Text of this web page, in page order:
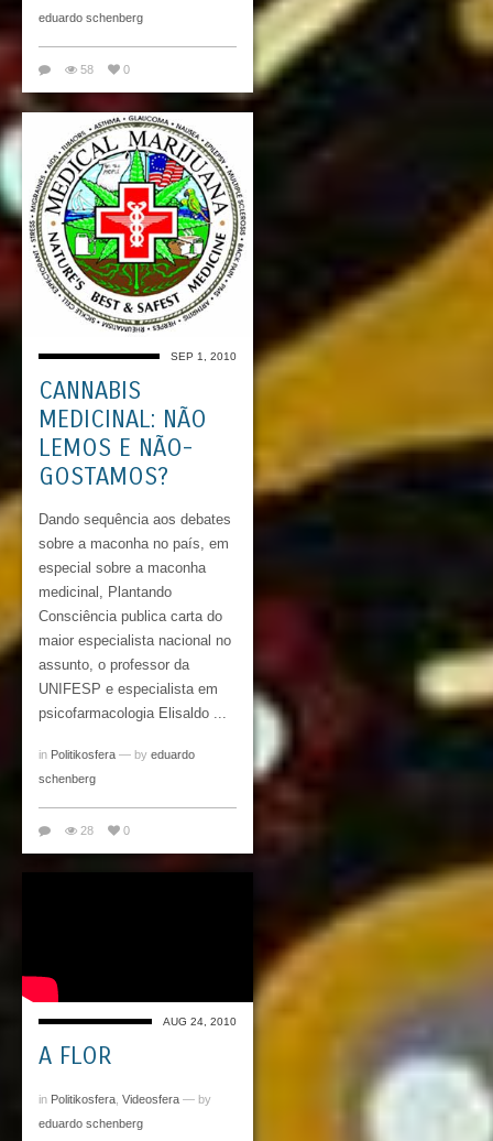
eduardo schenberg
58 0
SEP 1, 2010
CANNABIS
MEDICINAL: NÃO
LEMOS E NÃO-
GOSTAMOS?
Dando sequência aos debates
sobre a maconha no país, em
especial sobre a maconha
medicinal, Plantando
Consciência publica carta do
maior especialista nacional no
assunto, o professor da
UNIFESP e especialista em
psicofarmacologia Elisaldo ...
in Politikosfera — by eduardo
schenberg
28 0
AUG 24, 2010
A FLOR
in Politikosfera Videosfera — by
eduardo schenberg